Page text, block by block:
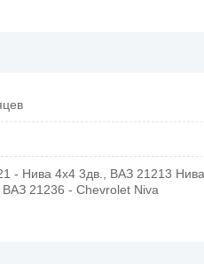
- Нива 4х4 3дв., ВАЗ 21213
21236 - Chevrolet Niva